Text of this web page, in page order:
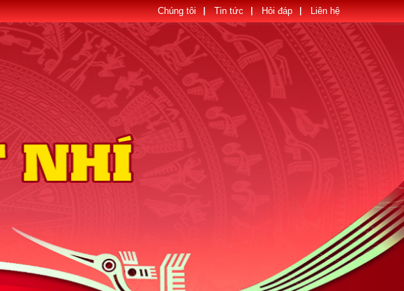
Chúng tôi Tin tức Hỏi đáp Liên hệ